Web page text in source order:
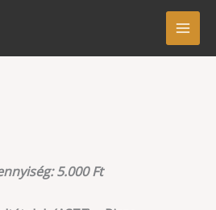
5.000 Ft